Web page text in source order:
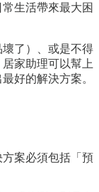
生活帶來最大困
了）、或是不得
家助理可以幫上
好的解決方案。
案必須包括「預